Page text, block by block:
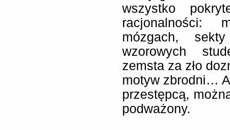
wszystko
racjonalności:
mózgach,
wzorowych
zemsta za zło
motyw zbrodni…
przestępcą,
podważony.